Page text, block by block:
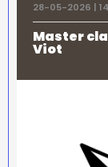
28-05-2026 |
Master
Viot